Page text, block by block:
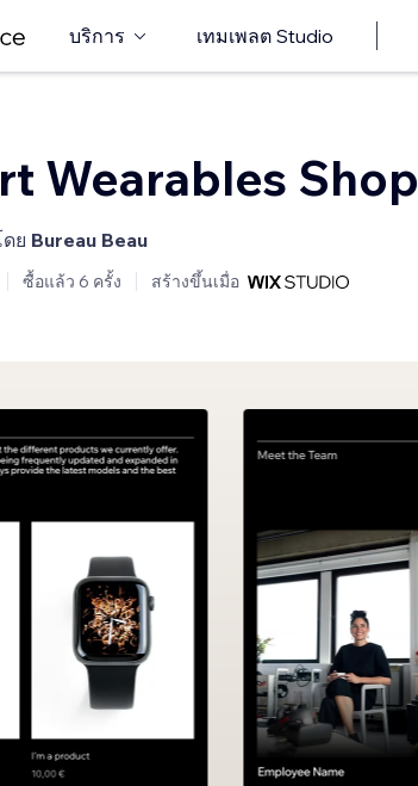
บริการ เทมเพลต Studio
Wearables Shop
ย Bureau Beau
ซื้อแล้ว 6 ครั้ง สร้างขึ้นเมื่อ